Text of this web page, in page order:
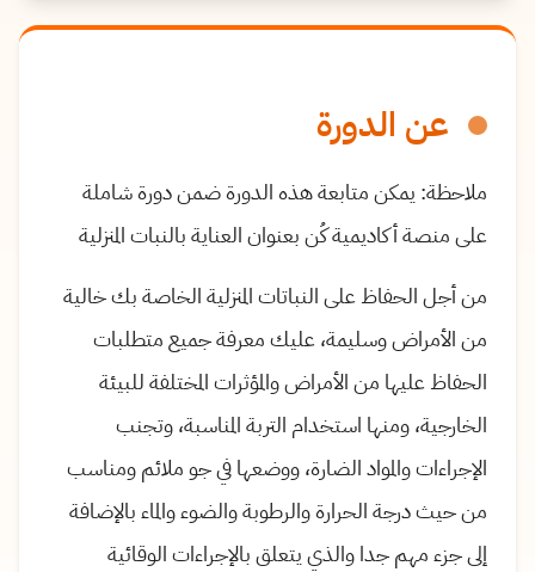
عن الدورة
ملاحظة: يمكن متابعة هذه الدورة ضمن دورة شاملة
على منصة أكاديمية كُن بعنوان العناية بالنبات المنزلية
من أجل الحفاظ على النباتات المنزلية الخاصة بك خالية
من الأمراض وسليمة، عليك معرفة جميع متطلبات
الحفاظ عليها من الأمراض والمؤثرات المختلفة للبيئة
الخارجية، ومنها استخدام التربة المناسبة، وتجنب
الإجراءات والمواد الضارة، ووضعها في جو ملائم ومناسب
من حيث درجة الحرارة والرطوبة والضوء والماء بالإضافة
إلى جزء مهم جدا والذي يتعلق بالإجراءات الوقائية